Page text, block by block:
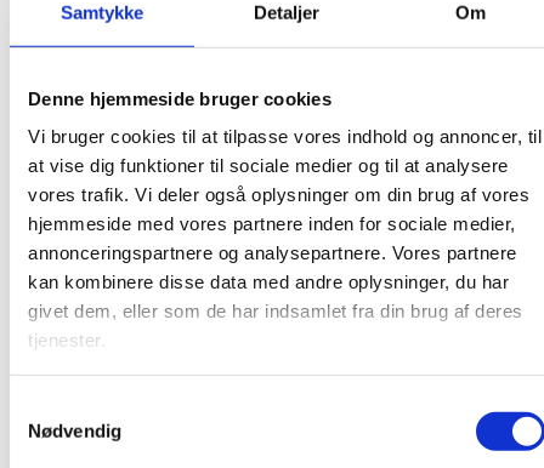
Samtykke Detaljer Om
Denne hjemmeside bruger cookies
Vi bruger cookies til at tilpasse vores indhold og annoncer, til
at vise dig funktioner til sociale medier og til at analysere
vores trafik. Vi deler også oplysninger om din brug af vores
hjemmeside med vores partnere inden for sociale medier,
annonceringspartnere og analysepartnere. Vores partnere
kan kombinere disse data med andre oplysninger, du har
givet dem, eller som de har indsamlet fra din brug af deres
tjenester.
Nødvendig
Nye kolleger med forskellige baggrunde
Epx-sekretariatet skal understøtte omlægningen af
uddannelses- og institutionslandskabet på ungdoms- og
voksenuddannelsesområdet og lave beslutningsoplægget til
ministeren om bl.a. hvor, den nye epx-uddannelse skal ligge.
Epx-sekretariatet består af medarbejdere fra både styrelsen
og Undervisningsministeriets departement, og dermed af
medarbejdere med forskellige baggrunde. Derfor er der stort
fokus på videndeling og sparring, men også på det sociale
fællesskab:
”I epx-sekretariatet har vi forskellige baggrunde og kommer